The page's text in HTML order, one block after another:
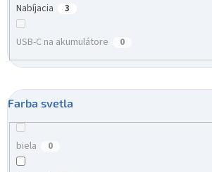
Nabíjacia 3
USB-C na akumulátore 0
Farba svetla
biela 0